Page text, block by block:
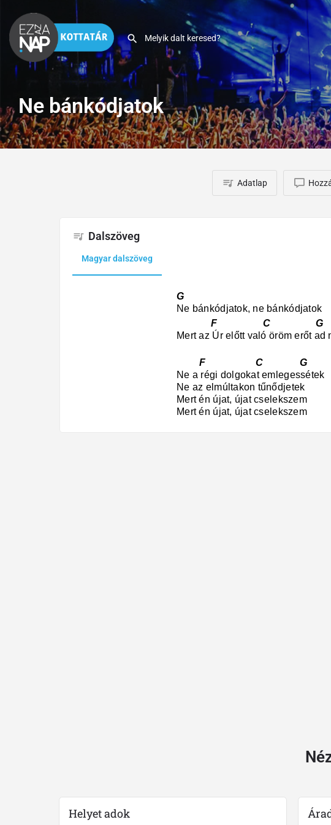
Ne bánkódjatok
Adatlap
Dalszöveg
Magyar dalszöveg
G
Ne bánkódjatok, ne bánkódjatok
F C G
Mert az Úr előtt való öröm erőt ad
F C G
Ne a régi dolgokat emlegessétek
Ne az elmúltakon tűnődjetek
Mert én újat, újat cselekszem
Mert én újat, újat cselekszem
Helyet adok